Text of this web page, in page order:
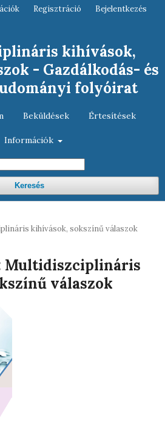
kihívások,
- Gazdálkodás- és
folyóirat
Beküldések Értesítések
Információk
Keresés
Regisztráció Bejelentkezés
kihívások, sokszínű válaszok
Multidiszciplináris
válaszok